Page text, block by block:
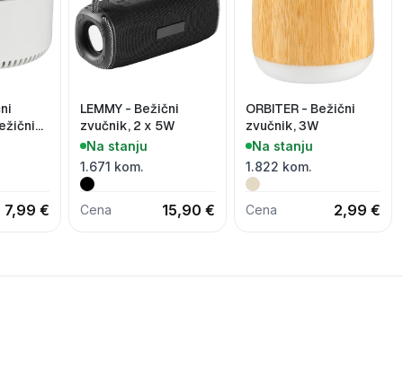
7,99 €
LEMMY - Bežični
zvučnik, 2 x 5W
Na stanju
1.671 kom.
Cena 15,90 €
ORBITER - Bežični
zvučnik, 3W
Na stanju
1.822 kom.
Cena 2,99 €